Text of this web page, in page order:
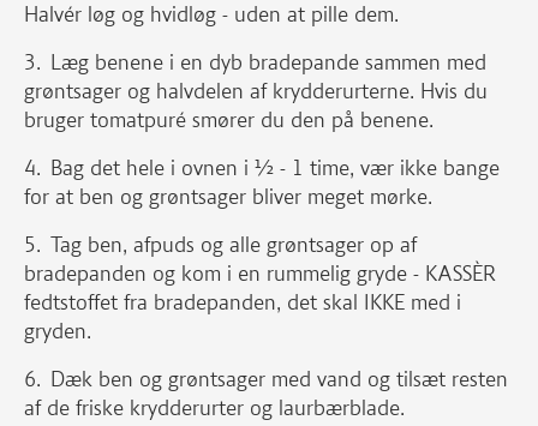
Halvér løg og hvidløg - uden at pille dem.
Læg benene i en dyb bradepande sammen med
grøntsager og halvdelen af krydderurterne. Hvis du
bruger tomatpuré smører du den på benene.
Bag det hele i ovnen i ½ - 1 time, vær ikke bange
for at ben og grøntsager bliver meget mørke.
Tag ben, afpuds og alle grøntsager op af
bradepanden og kom i en rummelig gryde - KASSÈR
fedtstoffet fra bradepanden, det skal IKKE med i
gryden.
Dæk ben og grøntsager med vand og tilsæt resten
af de friske krydderurter og laurbærblade.